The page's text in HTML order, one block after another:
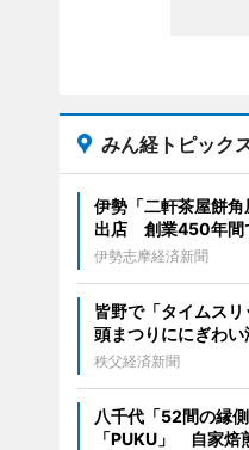
みん経トピック
伊勢「二軒茶屋餅
出店 創業450年間
伊勢志摩経済新聞
皆野で「タイムス
頭まつりににぎわい
秩父経済新聞
八千代「52間の縁
「PUKU」 自家焙